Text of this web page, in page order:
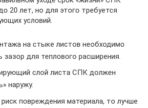
20 лет, но для этого требуется
условий.
на стыке листов необходимо
зазор для теплового расширения.
слой листа СПК должен
наружу.
повреждения материала, то лучше